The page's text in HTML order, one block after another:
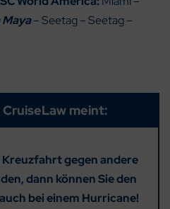
Maya– Seetag – Seetag –
CruiseLaw meint:
gegen andere
dann können Sie den
bei einem Hurricane!